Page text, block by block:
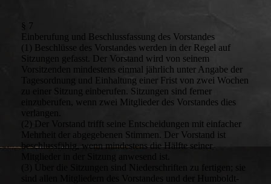
§ 7
Einberufung und Beschlussfassung des Vorstandes
(1) Beschlüsse des Vorstandes werden in der Regel auf
Sitzungen gefasst. Der Vorstand wird von seinem
Vorsitzenden mindestens einmal jährlich unter Angabe der
Tagesordnung und Einhaltung einer Frist von zwei Wochen
zu einer Sitzung einberufen. Sitzungen sind ferner
einzuberufen, wenn zwei Mitglieder des Vorstandes dies
verlangen.
(2) Der Vorstand trifft seine Entscheidungen mit einfacher
Mehrheit der abgegebenen Stimmen. Der Vorstand ist
beschlussfähig, wenn mindestens die Hälfte seiner
(3) Über die Sitzungen sind Niederschriften zu fertigen; sie
sind allen Mitgliedern des Vorstandes und der Humboldt-